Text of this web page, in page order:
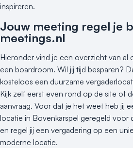
inspireren.
Jouw meeting regel je
meetings.nl
Hieronder vind je een overzicht van al
een boardroom. Wil jij tijd besparen?
kosteloos een duurzame
Kijk zelf eerst even rond op de site of
aanvraag. Voor dat je het weet heb jij
locatie in Bovenkarspel geregeld voor
en regel jij een vergadering op een
moderne locatie.